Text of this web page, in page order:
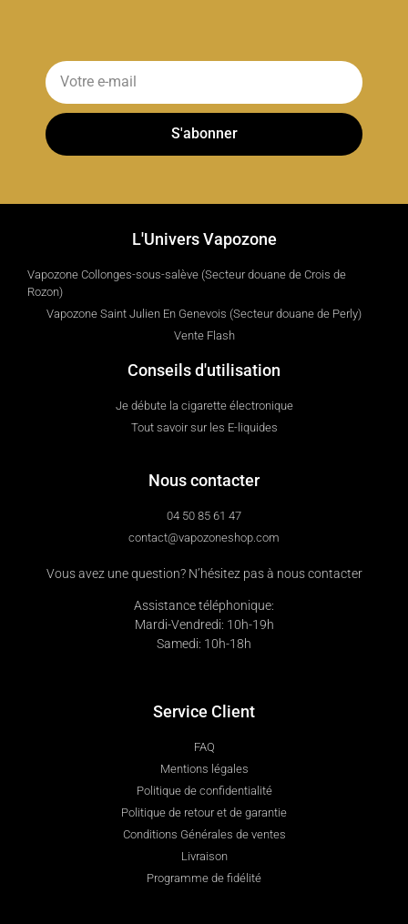
S'abonner
L'Univers Vapozone
Vapozone Collonges-sous-salève (Secteur douane de Crois de
Rozon)
Vapozone Saint Julien En Genevois (Secteur douane de Perly)
Vente Flash
Conseils d'utilisation
Je débute la cigarette électronique
Tout savoir sur les E-liquides
Nous contacter
04 50 85 61 47
contact@vapozoneshop.com
Vous avez une question? N’hésitez pas à nous contacter
Assistance téléphonique:
Mardi-Vendredi: 10h-19h
Samedi: 10h-18h
Service Client
FAQ
Mentions légales
Politique de confidentialité
Politique de retour et de garantie
Conditions Générales de ventes
Livraison
Programme de fidélité